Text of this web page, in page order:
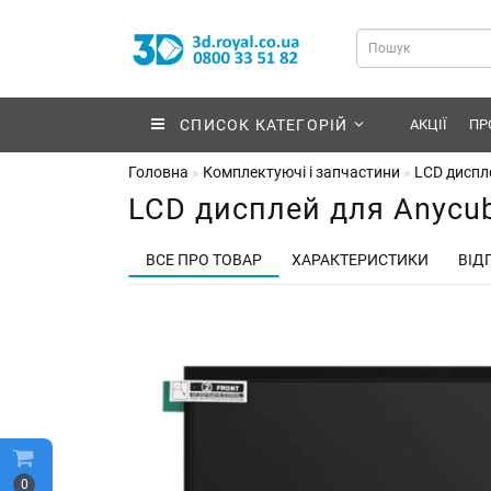
0
СПИСОК КАТЕГОРІЙ АКЦІЇ
Головна Комплектуючі і запчастини LCD
LCD дисплей для
ВСЕ ПРО ТОВАР ХАРАКТЕРИСТИКИ